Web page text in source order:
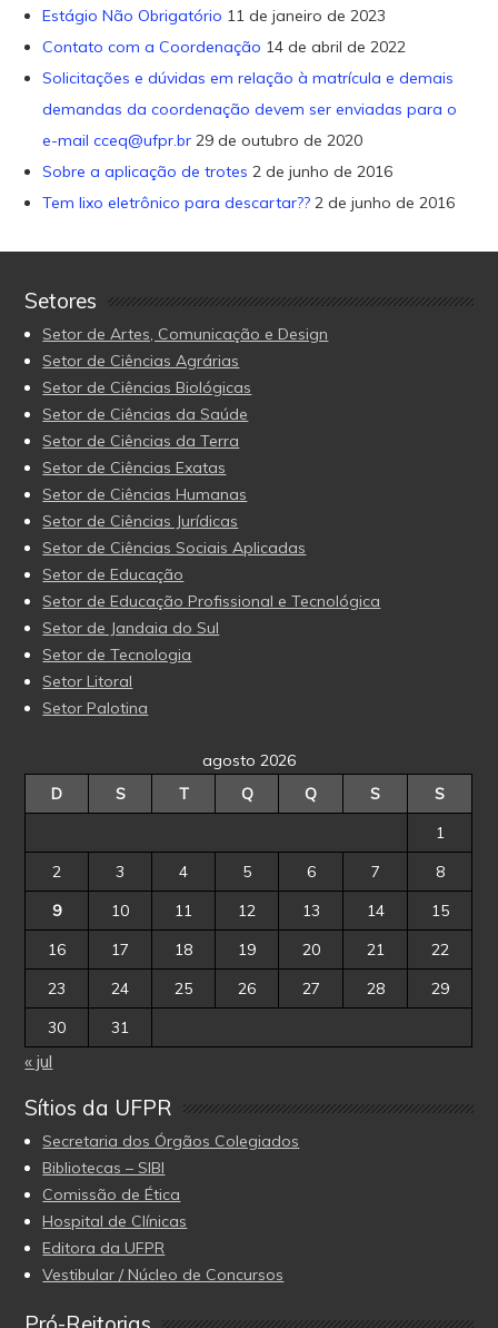
Estágio Não Obrigatório 11 de janeiro de 2023
Contato com a Coordenação 14 de abril de 2022
Solicitações e dúvidas em relação à matrícula e demais
demandas da coordenação devem ser enviadas para o
e-mail cceq@ufpr.br 29 de outubro de 2020
Sobre a aplicação de trotes 2 de junho de 2016
Tem lixo eletrônico para descartar?? 2 de junho de 2016
Setores
Setor de Artes, Comunicação e Design
Setor de Ciências Agrárias
Setor de Ciências Biológicas
Setor de Ciências da Saúde
Setor de Ciências da Terra
Setor de Ciências Exatas
Setor de Ciências Humanas
Setor de Ciências Jurídicas
Setor de Ciências Sociais Aplicadas
Setor de Educação
Setor de Educação Profissional e Tecnológica
Setor de Jandaia do Sul
Setor de Tecnologia
Setor Litoral
Setor Palotina
agosto 2026
D
S T Q Q S
S
1
2
3 4 5 6 7
8
9
10 11 12 13 14
15
16
17 18 19 20 21
22
23
24 25 26 27 28
29
30
31
« jul
Sítios da UFPR
Secretaria dos Órgãos Colegiados
Bibliotecas – SIBI
Comissão de Ética
Hospital de Clínicas
Editora da UFPR
Vestibular / Núcleo de Concursos